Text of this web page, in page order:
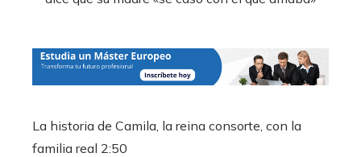
La historia de Camila, la reina consorte, con la
familia real 2:50